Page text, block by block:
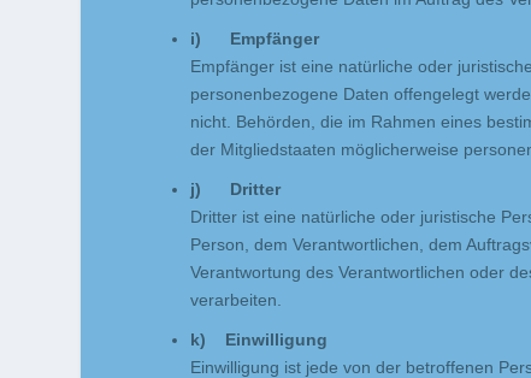
i) Empfänger
Empfänger ist eine natürliche oder
personenbezogene Daten offengelegt
nicht. Behörden, die im Rahmen eines
der Mitgliedstaaten möglicherweise
j) Dritter
Dritter ist eine natürliche oder juristische
Person, dem Verantwortlichen, dem
Verantwortung des Verantwortlichen oder
verarbeiten.
k) Einwilligung
Einwilligung ist jede von der betroffenen